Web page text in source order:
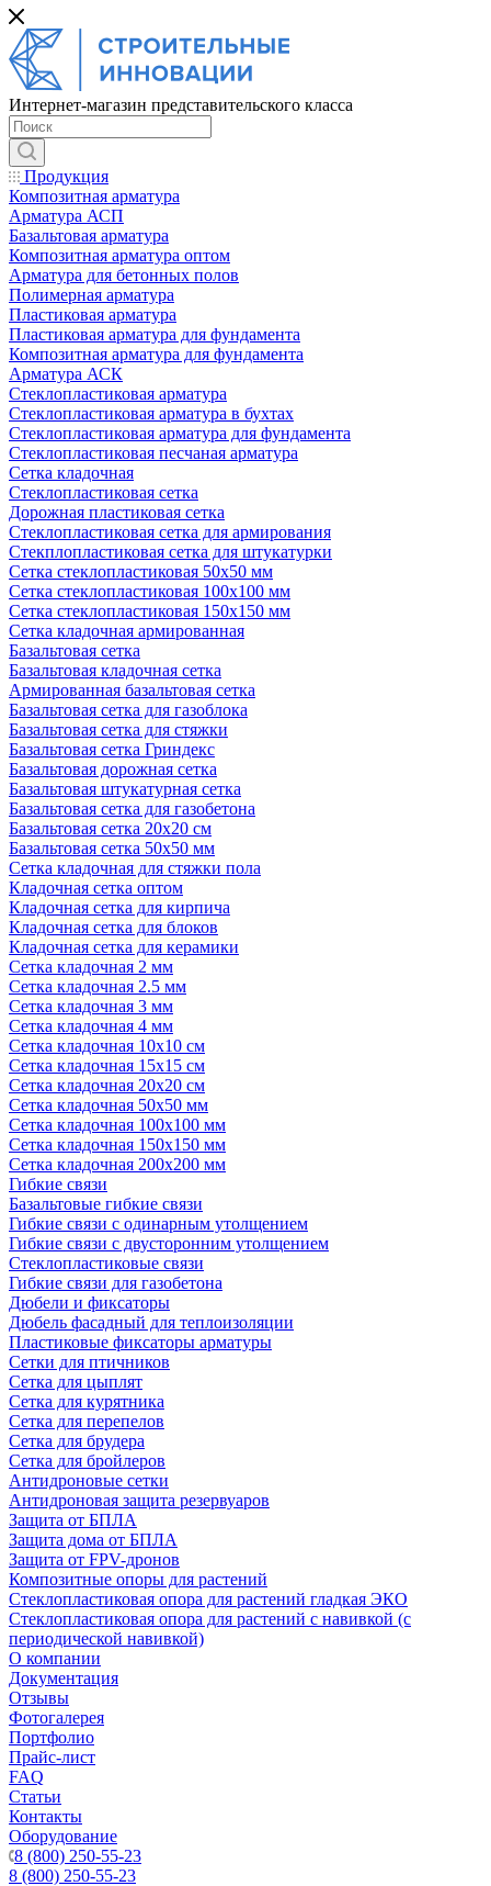
Интернет-магазин представительского класса
Продукция
Композитная арматура
Арматура АСП
Базальтовая арматура
Композитная арматура оптом
Арматура для бетонных полов
Полимерная арматура
Пластиковая арматура
Пластиковая арматура для фундамента
Композитная арматура для фундамента
Арматура АСК
Cтеклопластиковая арматура
Стеклопластиковая арматура в бухтах
Стеклопластиковая арматура для фундамента
Стеклопластиковая песчаная арматура
Сетка кладочная
Стеклопластиковая сетка
Дорожная пластиковая сетка
Стеклопластиковая сетка для армирования
Стекплопластиковая сетка для штукатурки
Сетка стеклопластиковая 50x50 мм
Сетка стеклопластиковая 100x100 мм
Сетка стеклопластиковая 150x150 мм
Сетка кладочная армированная
Базальтовая сетка
Базальтовая кладочная сетка
Армированная базальтовая сетка
Базальтовая сетка для газоблока
Базальтовая сетка для стяжки
Базальтовая сетка Гриндекс
Базальтовая дорожная сетка
Базальтовая штукатурная сетка
Базальтовая сетка для газобетона
Базальтовая сетка 20x20 см
Базальтовая сетка 50x50 мм
Сетка кладочная для стяжки пола
Кладочная сетка оптом
Кладочная сетка для кирпича
Кладочная сетка для блоков
Кладочная сетка для керамики
Сетка кладочная 2 мм
Сетка кладочная 2.5 мм
Сетка кладочная 3 мм
Сетка кладочная 4 мм
Сетка кладочная 10x10 см
Сетка кладочная 15x15 см
Сетка кладочная 20x20 см
Сетка кладочная 50x50 мм
Сетка кладочная 100x100 мм
Сетка кладочная 150x150 мм
Сетка кладочная 200x200 мм
Гибкие связи
Базальтовые гибкие связи
Гибкие связи с одинарным утолщением
Гибкие связи с двусторонним утолщением
Стеклопластиковые связи
Гибкие связи для газобетона
Дюбели и фиксаторы
Дюбель фасадный для теплоизоляции
Пластиковые фиксаторы арматуры
Сетки для птичников
Сетка для цыплят
Сетка для курятника
Сетка для перепелов
Сетка для брудера
Сетка для бройлеров
Антидроновые сетки
Антидроновая защита резервуаров
Защита от БПЛА
Защита дома от БПЛА
Защита от FPV-дронов
Композитные опоры для растений
Стеклопластиковая опора для растений гладкая ЭКО
Стеклопластиковая опора для растений с навивкой (с
периодической навивкой)
О компании
Документация
Отзывы
Фотогалерея
Портфолио
Прайс-лист
FAQ
Статьи
Контакты
Оборудование
8 (800) 250-55-23
8 (800) 250-55-23